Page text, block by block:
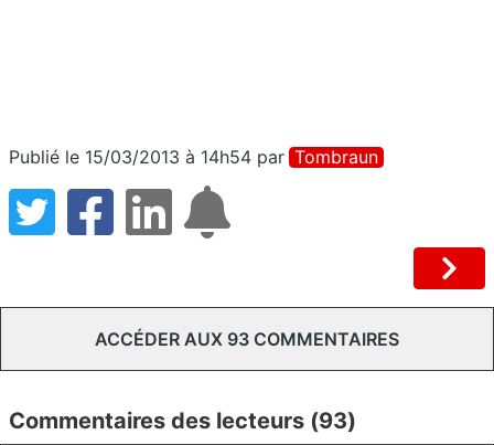
Publié le 15/03/2013 à 14h54 par Tombraun
ACCÉDER AUX 93 COMMENTAIRES
Commentaires des lecteurs (93)